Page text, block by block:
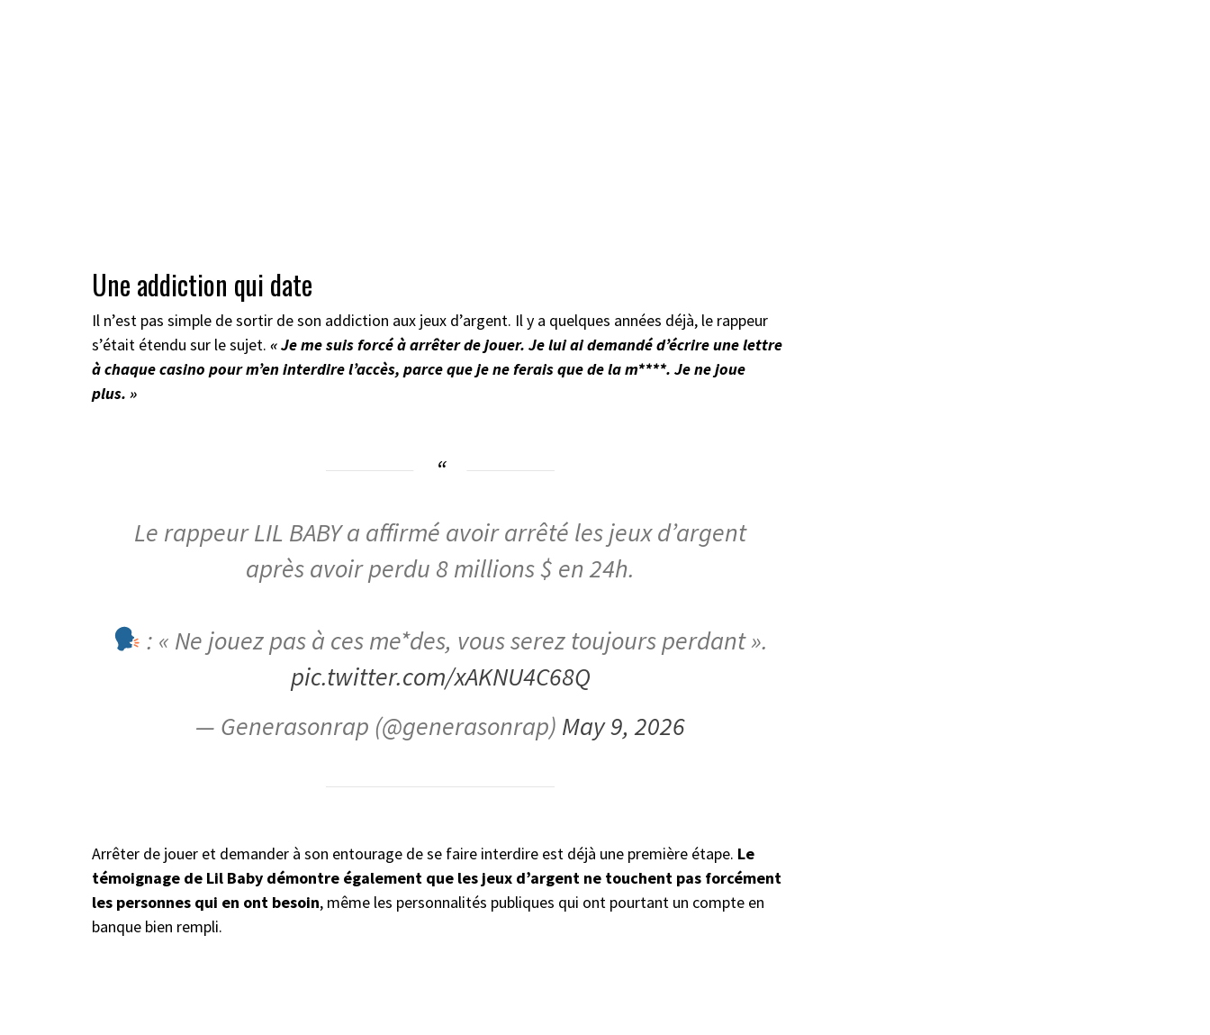
Une addiction qui date
Il n’est pas simple de sortir de son addiction aux jeux d’argent. Il y a quelques années déjà, le rappeur
s’était étendu sur le sujet. « Je me suis forcé à arrêter de jouer. Je lui ai demandé d’écrire une lettre
à chaque casino pour m’en interdire l’accès, parce que je ne ferais que de la m****. Je ne joue
plus. »
Le rappeur LIL BABY a affirmé avoir arrêté les jeux d’argent
après avoir perdu 8 millions $ en 24h.
: « Ne jouez pas à ces me*des, vous serez toujours perdant ».
pic.twitter.com/xAKNU4C68Q
— Generasonrap (@generasonrap) May 9, 2026
Arrêter de jouer et demander à son entourage de se faire interdire est déjà une première étape. Le
témoignage de Lil Baby démontre également que les jeux d’argent ne touchent pas forcément
les personnes qui en ont besoin, même les personnalités publiques qui ont pourtant un compte en
banque bien rempli.